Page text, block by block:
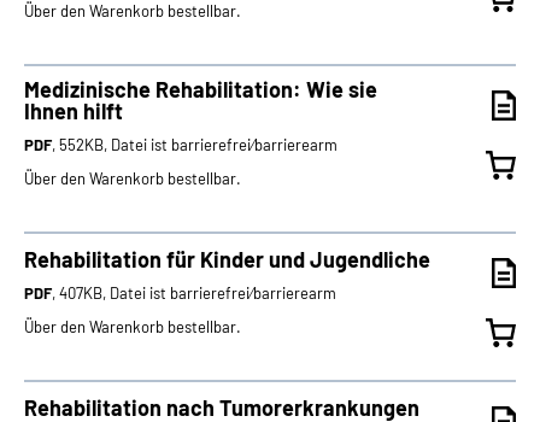
Über den Warenkorb bestellbar.
Medizinische Rehabilitation: Wie sie
Ihnen hilft
PDF, 552KB, Datei ist barrierefrei⁄barrierearm
Über den Warenkorb bestellbar.
Rehabilitation für Kinder und Jugendliche
PDF, 407KB, Datei ist barrierefrei⁄barrierearm
Über den Warenkorb bestellbar.
Rehabilitation nach Tumorerkrankungen